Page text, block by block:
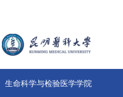
生命科学与检验医学学院